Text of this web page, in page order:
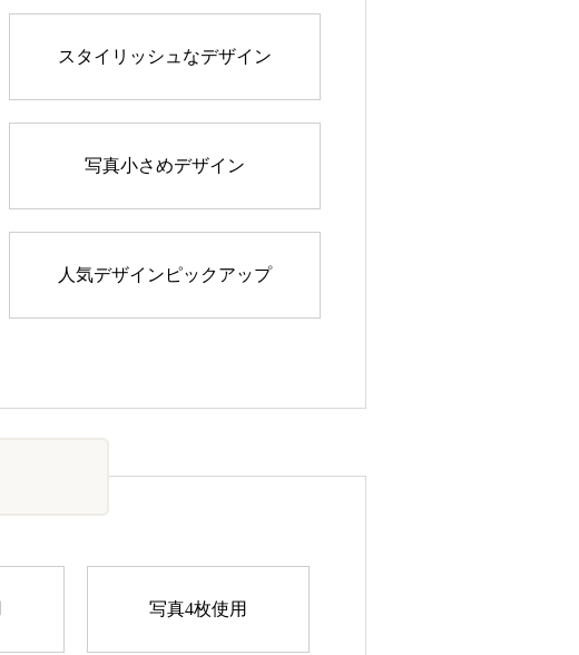
スタイリッシュなデザイン
写真小さめデザイン
人気デザインピックアップ
写真4枚使用